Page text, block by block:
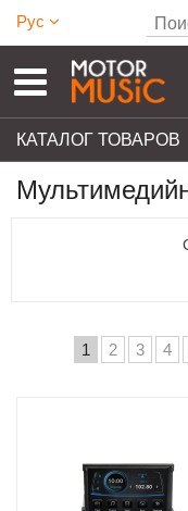
Рус
КАТАЛОГ ТОВАРОВ
1 2 3 4